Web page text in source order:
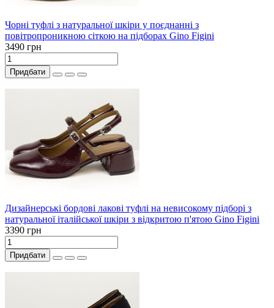
Чорні туфлі з натуральної шкіри у поєднанні з
повітропроникною сіткою на підборах Gino Figini
3490 грн
Придбати
Дизайнерські бордові лакові туфлі на невисокому підборі з
натуральної італійської шкіри з відкритою п'ятою Gino Figini
3390 грн
Придбати